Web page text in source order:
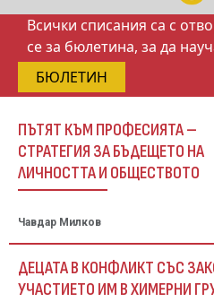
Всички списания са с
се за бюлетина, за да
БЮЛЕТИН
ПЪТЯТ КЪМ ПРОФЕСИЯТА –
СТРАТЕГИЯ ЗА БЪДЕЩЕТО НА
ЛИЧНОСТТА И ОБЩЕСТВОТО
Чавдар Милков
ДЕЦАТА В КОНФЛИКТ СЪС
УЧАСТИЕТО ИМ В ХИМЕРНИ